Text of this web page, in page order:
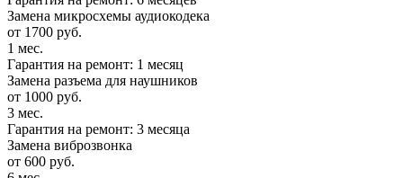
Замена микросхемы аудиокодека
от 1700 руб.
1 мес.
Гарантия на ремонт: 1 месяц
Замена разъема для наушников
от 1000 руб.
3 мес.
Гарантия на ремонт: 3 месяца
Замена виброзвонка
от 600 руб.